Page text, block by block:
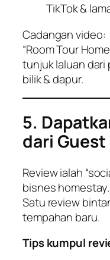
TikTok &
Cadangan video:
“Room Tour
tunjuk laluan dari
bilik & dapur.
5.
dari Guest
Review ialah
bisnes homestay.
Satu review
tempahan baru.
Tips kumpul